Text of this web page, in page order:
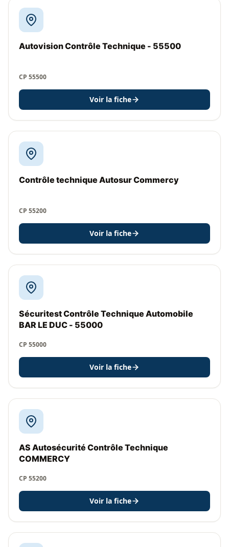
Autovision Contrôle Technique - 55500
CP 55500
Voir la fiche
Contrôle technique Autosur Commercy
CP 55200
Voir la fiche
Sécuritest Contrôle Technique Automobile
BAR LE DUC - 55000
CP 55000
Voir la fiche
AS Autosécurité Contrôle Technique
COMMERCY
CP 55200
Voir la fiche